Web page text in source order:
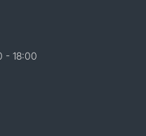
- 18:00